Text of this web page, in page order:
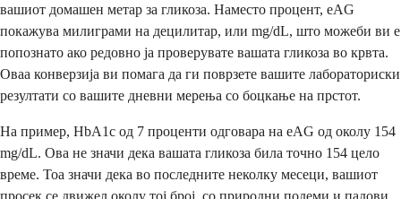
вашиот домашен метар за гликоза. Наместо процент, eAG
покажува милиграми на децилитар, или mg/dL, што можеби ви е
попознато ако редовно ја проверувате вашата гликоза во крвта.
Оваа конверзија ви помага да ги поврзете вашите лабораториски
резултати со вашите дневни мерења со боцкање на прстот.
На пример, HbA1c од 7 проценти одговара на eAG од околу 154
mg/dL. Ова не значи дека вашата гликоза била точно 154 цело
време. Тоа значи дека во последните неколку месеци, вашиот
просек се движел околу тој број, со природни подеми и падови